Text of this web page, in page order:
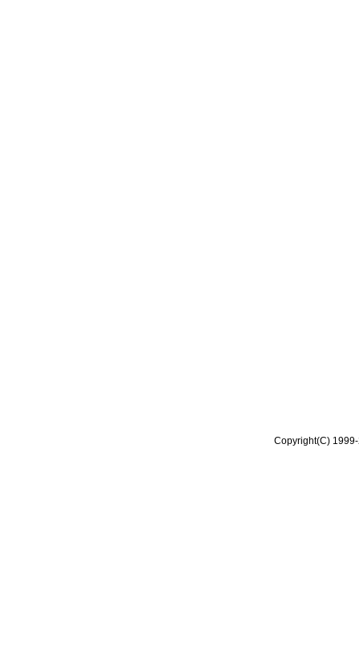
Copyright(C)